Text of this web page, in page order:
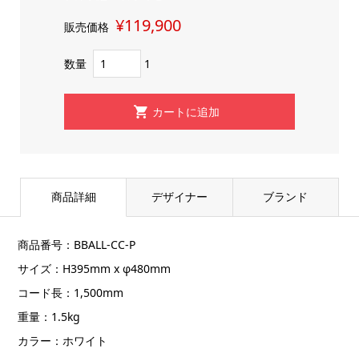
販売価格 ¥119,900
数量 1
商品詳細 デザイナー ブランド
商品番号：BBALL-CC-P
サイズ：H395mm x φ480mm
コード長：1,500mm
重量：1.5kg
カラー：ホワイト